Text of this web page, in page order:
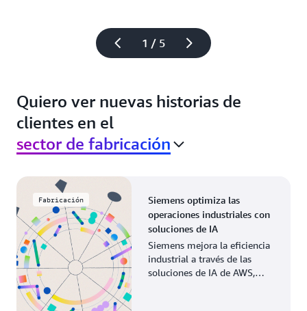
1 / 5
Quiero ver nuevas historias de
clientes en el
sector de fabricación
Fabricación
Siemens optimiza las
operaciones industriales con
soluciones de IA
Siemens mejora la eficiencia
industrial a través de las
soluciones de IA de AWS,